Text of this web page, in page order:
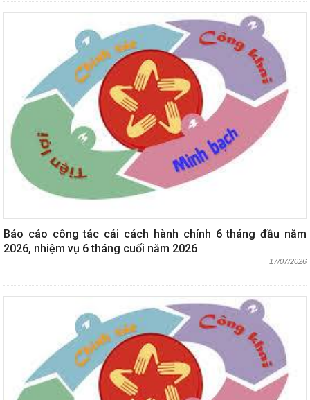
Báo cáo công tác cải cách hành chính 6 tháng đầu năm
2026, nhiệm vụ 6 tháng cuối năm 2026
17/07/2026